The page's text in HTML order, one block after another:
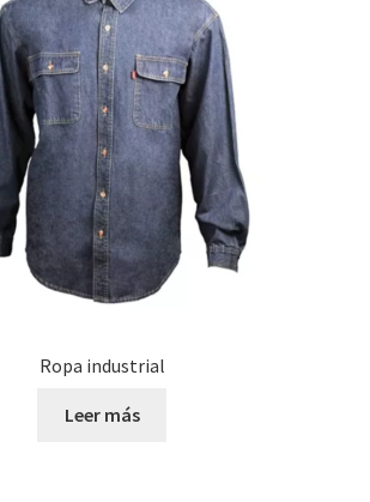
Ropa industrial
Leer más